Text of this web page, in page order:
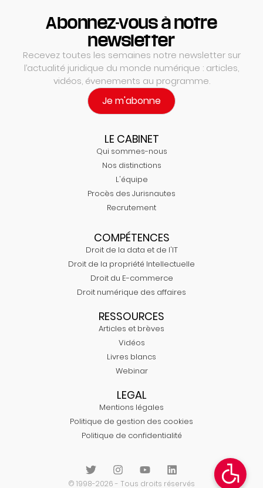
Abonnez-vous à notre
newsletter
Recevez toutes les semaines notre newsletter sur
l’actualité juridique du monde numérique : articles,
vidéos, évenements au programme.
Je m'abonne
LE CABINET
Qui sommes-nous
Nos distinctions
L'équipe
Procès des Jurisnautes
Recrutement
COMPÉTENCES
Droit de la data et de l'IT
Droit de la propriété Intellectuelle
Droit du E-commerce
Droit numérique des affaires
RESSOURCES
Articles et brèves
Vidéos
Livres blancs
Webinar
LEGAL
Mentions légales
Politique de gestion des cookies
Politique de confidentialité
© 1998-2026 - Tous droits réservés